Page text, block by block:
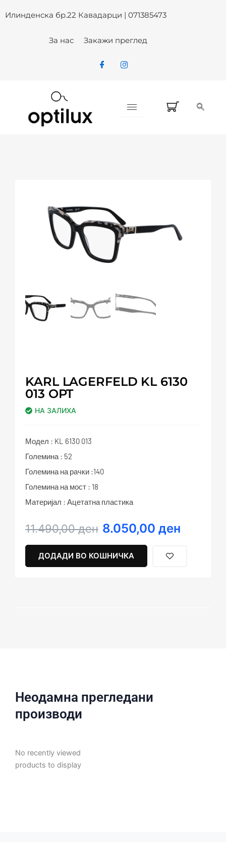
toИлинденска бр.22 Кавадарци | 071385473
За нас Закажи преглед
KARL LAGERFELD KL 6130
013 OPT
НА ЗАЛИХА
Модел : KL 6130 013
Големина : 52
Големина на рачки :140
Големина на мост : 18
Материјал : Ацетатна пластика
11.490,00ден
Original
was:
11.490,00 ден.
8.050,00 ден
Current
8.050,00 ден.
ДОДАДИ ВО КОШНИЧКА
Неодамна прегледани
производи
No recently viewed
products to display